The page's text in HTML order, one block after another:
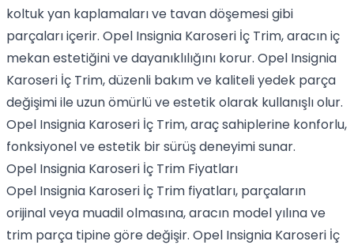
koltuk yan kaplamaları ve tavan döşemesi gibi
parçaları içerir. Opel Insignia Karoseri İç Trim, aracın iç
mekan estetiğini ve dayanıklılığını korur. Opel Insignia
Karoseri İç Trim, düzenli bakım ve kaliteli yedek parça
değişimi ile uzun ömürlü ve estetik olarak kullanışlı olur.
Opel Insignia Karoseri İç Trim, araç sahiplerine konforlu,
fonksiyonel ve estetik bir sürüş deneyimi sunar.
Opel Insignia Karoseri İç Trim Fiyatları
Opel Insignia Karoseri İç Trim fiyatları, parçaların
orijinal veya muadil olmasına, aracın model yılına ve
trim parça tipine göre değişir. Opel Insignia Karoseri İç